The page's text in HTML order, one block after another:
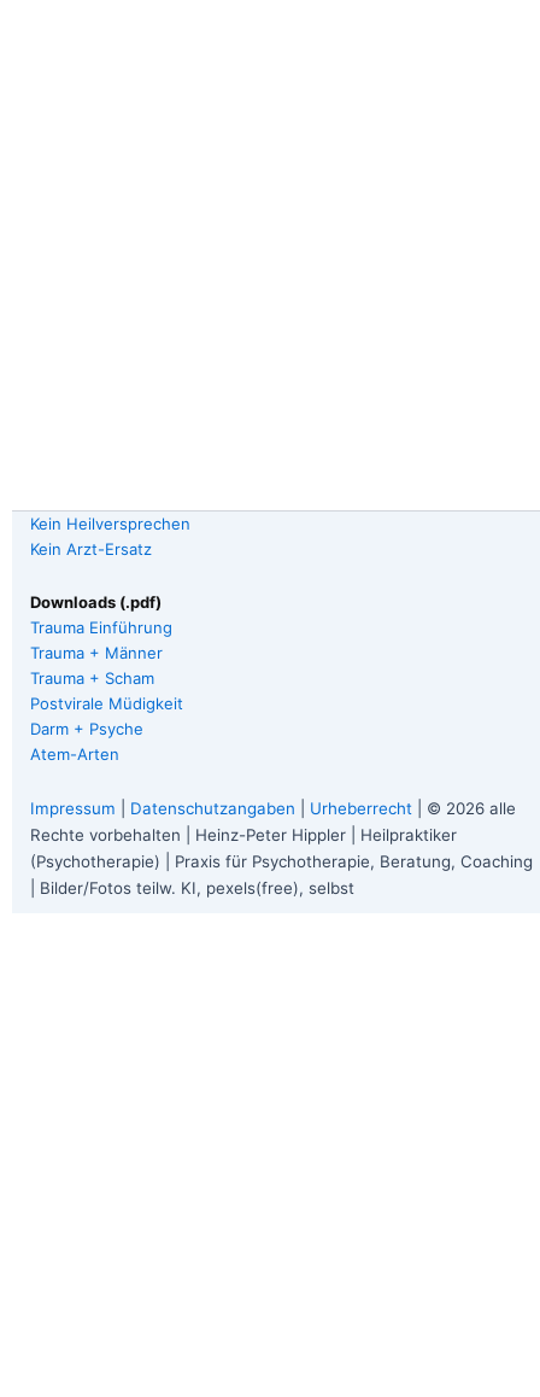
Kein Heilversprechen
Kein Arzt-Ersatz
Downloads (.pdf)
Trauma Einführung
Trauma + Männer
Trauma + Scham
Postvirale Müdigkeit
Darm + Psyche
Atem-Arten
Impressum Datenschutzangaben Urheberrecht | © 2026 alle
Rechte vorbehalten | Heinz-Peter Hippler | Heilpraktiker
(Psychotherapie) | Praxis für Psychotherapie, Beratung, Coaching
| Bilder/Fotos teilw. KI, pexels(free), selbst